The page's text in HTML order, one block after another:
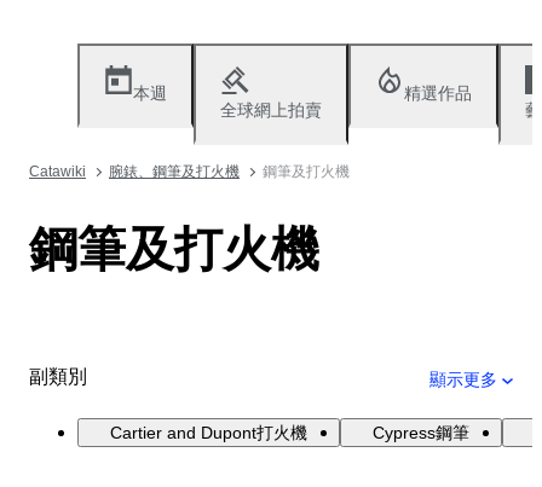
本週
全球網上拍賣
精選作品
Catawiki 腕錶、鋼筆及打火機 鋼筆及打火機
鋼筆及打火機
副類別 顯示更多
Cartier and Dupont打火機 Cypress鋼筆